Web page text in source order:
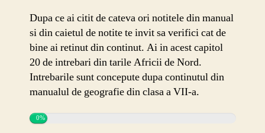
Egipt,
Maroc,
joc
Dupa ce ai citit de cateva ori notitele din manual
si din caietul de notite te invit sa verifici cat de
bine ai retinut din continut. Ai in acest capitol
20 de intrebari din tarile Africii de Nord.
Intrebarile sunt concepute dupa continutul din
manualul de geografie din clasa a VII-a.
0%